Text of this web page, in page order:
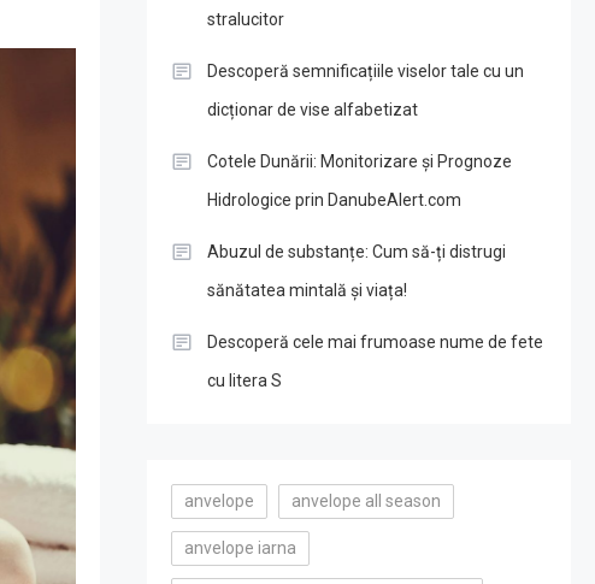
stralucitor
Descoperă semnificațiile viselor tale cu un
dicționar de vise alfabetizat
Cotele Dunării: Monitorizare și Prognoze
Hidrologice prin DanubeAlert.com
Abuzul de substanțe: Cum să-ți distrugi
sănătatea mintală și viața!
Descoperă cele mai frumoase nume de fete
cu litera S
anvelope anvelope all season
anvelope iarna